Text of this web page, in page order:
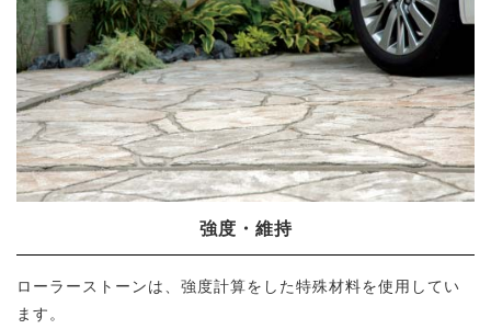
強度・維持
ローラーストーンは、強度計算をした特殊材料を使用してい
ます。